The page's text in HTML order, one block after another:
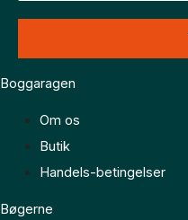
Boggaragen
Om os
Butik
Handels-betingelser
Bøgerne